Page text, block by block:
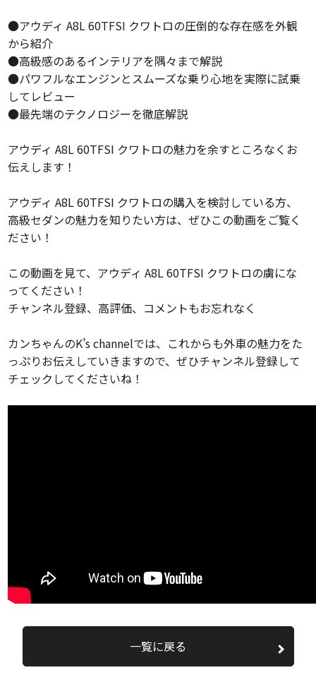
●アウディ A8L 60TFSI クワトロの圧倒的な存在感を外観
から紹介
●高級感のあるインテリアを隅々まで解説
●パワフルなエンジンとスムーズな乗り心地を実際に試乗
してレビュー
●最先端のテクノロジーを徹底解説
アウディ A8L 60TFSI クワトロの魅力を余すところなくお
伝えします！
アウディ A8L 60TFSI クワトロの購入を検討している方、
高級セダンの魅力を知りたい方は、ぜひこの動画をご覧く
ださい！
この動画を見て、アウディ A8L 60TFSI クワトロの虜にな
ってください！
チャンネル登録、高評価、コメントもお忘れなく
カンちゃんのK’s channelでは、これからも外車の魅力をた
っぷりお伝えしていきますので、ぜひチャンネル登録して
チェックしてくださいね！
一覧に戻る